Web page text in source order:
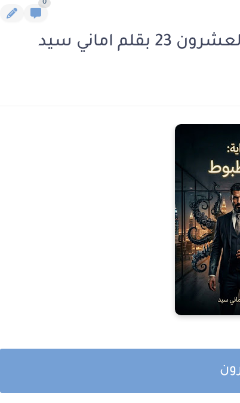
0
اماني سيد